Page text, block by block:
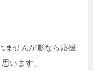
ませんが影なら応援
います。